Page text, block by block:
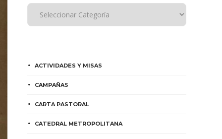
ACTIVIDADES Y MISAS
CAMPAÑAS
CARTA PASTORAL
CATEDRAL METROPOLITANA